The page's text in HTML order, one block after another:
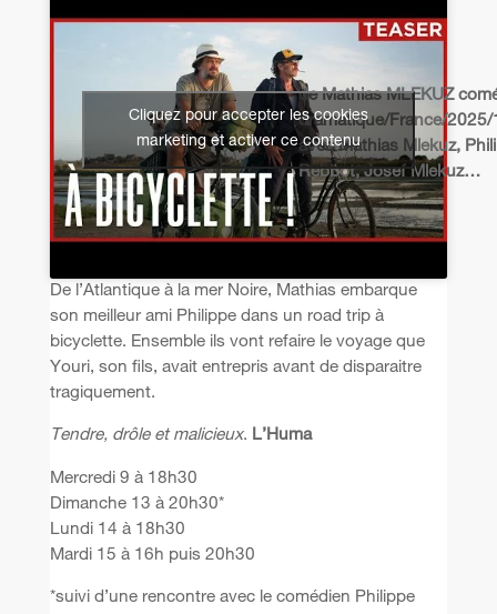
de Mathias MLEKUZ
dramatique/France/2025/
avec Mathias Mlekuz,
Rebbot, Josef Mlekuz…
Cliquez pour accepter les cookies
marketing et activer ce contenu
De l’Atlantique à la mer Noire, Mathias embarque
son meilleur ami Philippe dans un road trip à
bicyclette. Ensemble ils vont refaire le voyage que
Youri, son fils, avait entrepris avant de disparaitre
tragiquement.
Tendre, drôle et malicieux. L’Huma
Mercredi 9 à 18h30
Dimanche 13 à 20h30*
Lundi 14 à 18h30
Mardi 15 à 16h puis 20h30
*suivi d’une rencontre avec le comédien Philippe